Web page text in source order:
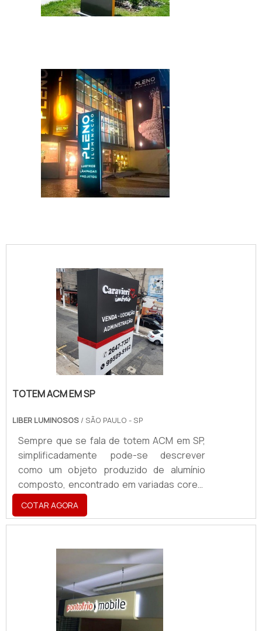
TOTEM ACM EM SP
LIBER LUMINOSOS / SÃO PAULO - SP
Sempre que se fala de totem ACM em SP,
simplificadamente pode-se descrever
como um objeto produzido de alumínio
composto, encontrado em variadas cores,
tamanhos e cortes que tem a utilidade de
atestar a identidade visual de uma
marca.MAIS INFORMAÇÕES RELEVANTES
como uma ferramenta de sinalização, visto
que é desenvolvido de um modo que
permite fácil visualização e entendimento,
um ponto de extrema importância para
segmentos comerciais, em especial
COTAR AGORA